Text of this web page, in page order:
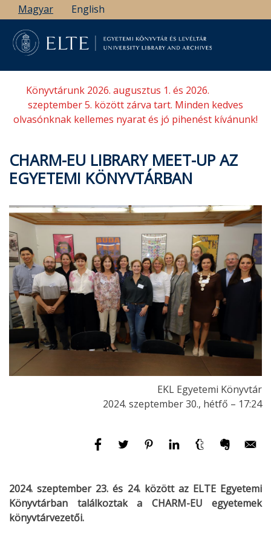
Ugrás
a
tartalomra
Magyar English
Könyvtárunk 2026. augusztus 1. és 2026.
szeptember 5. között zárva tart. Minden kedves
olvasónknak kellemes nyarat és jó pihenést kívánunk!
CHARM-EU LIBRARY MEET-UP AZ
EGYETEMI KÖNYVTÁRBAN
EKL Egyetemi Könyvtár
2024. szeptember 30., hétfő – 17:24
2024. szeptember 23. és 24. között az ELTE Egyetemi
Könyvtárban találkoztak a CHARM-EU egyetemek
könyvtárvezetői.